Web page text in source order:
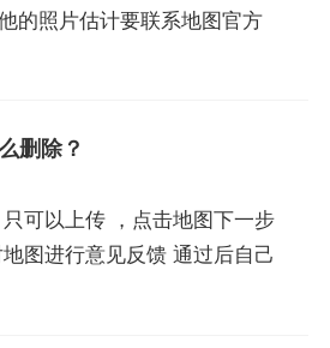
的照片估计要联系地图官方
删除？
可以上传 ，点击地图下一步
图进行意见反馈 通过后自己